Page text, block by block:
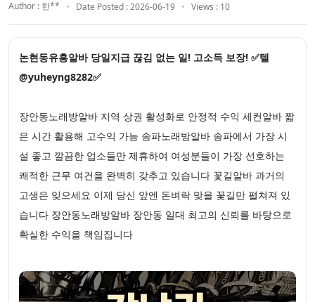
Author : 한** Date Posted : 2026-06-19 Views : 10
논현동유흥알바 당일지급 끊김 없는 일! 고소득 보장! ✅텔
@yuheyng8282✅
장안동노래방알바 지역 상권 활성화로 안정적 수익 세컨알바 짧
은 시간 활용해 고수익 가능 송파노래방알바 송파에서 가장 시
설 좋고 깔끔한 업소들만 제휴하여 여성분들이 가장 선호하는
쾌적한 근무 여건을 완벽히 갖추고 있습니다 꽃길알바 과거의
고생은 잊으세요 이제 당신 앞엔 돈벼락 맞을 꽃길만 펼쳐져 있
습니다 장안동노래방알바 장안동 일대 최고의 신뢰를 바탕으로
확실한 수익을 책임집니다